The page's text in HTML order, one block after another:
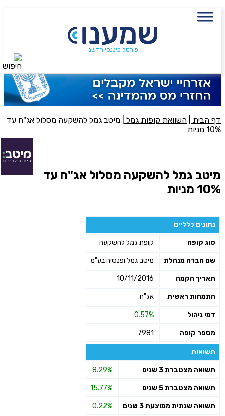
פורטל פיננסי חדשני
דף הבית השוואת קופות גמל
מיטב גמל להשקעה מסלול אג"ח עד
10% מניות
מיטב גמל להשקעה מסלול אג"ח עד
10% מניות
נתונים כלליים
סוג קופה קופת גמל להשקעה
שם חברה מנהלת מיטב גמל ופנסיה בע"מ
תאריך הקמה 10/11/2016
התמחות ראשית אג"ח
דמי ניהול 0.57%
מספר קופה 7981
תשואות
תשואה מצטברת 3 שנים 8.29%
תשואה מצטברת 5 שנים 15.77%
תשואה שנתית ממוצעת 3 שנים 0.22%
פעולה נדרשת
היכן מנוהל החיסכון?
אני מאשר את תנאיי השימוש והפרטיות של האתר
פנסיוניים\ביטוח באמצעות טלפון, מייל או SMS מאיתנו או צד שלישי
שליחה
חיפוש